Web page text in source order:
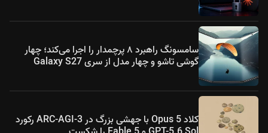
سامسونگ راهبرد ۸ پرچمدار را اجرا می‌کند؛ چهار
گوشی تاشو و چهار مدل از سری Galaxy S27
کلاد Opus 5 با جهشی بزرگ در ARC-AGI-3 رکورد